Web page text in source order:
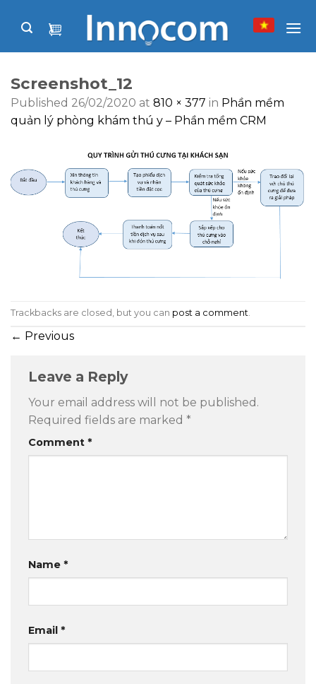
Screenshot_12
Published 26/02/2020 at 810 × 377 in Phần mềm
quản lý phòng khám thú y – Phần mềm CRM
Trackbacks are closed, but you can post a comment
← Previous
Leave a Reply
Your email address will not be published.
Required fields are marked *
Comment *
Name *
Email *